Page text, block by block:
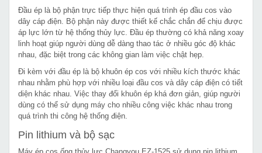
Đầu ép là bộ phận trực tiếp thực hiện quá trình ép đầu cos vào
dây cáp điện. Bộ phận này được thiết kế chắc chắn để chịu được
áp lực lớn từ hệ thống thủy lực. Đầu ép thường có khả năng xoay
linh hoạt giúp người dùng dễ dàng thao tác ở nhiều góc độ khác
nhau, đặc biệt trong các không gian làm việc chật hẹp.
Đi kèm với đầu ép là bộ khuôn ép cos với nhiều kích thước khác
nhau nhằm phù hợp với nhiều loại đầu cos và dây cáp điện có tiết
diện khác nhau. Việc thay đổi khuôn ép khá đơn giản, giúp người
dùng có thể sử dụng máy cho nhiều công việc khác nhau trong
quá trình thi công hệ thống điện.
Pin lithium và bộ sạc